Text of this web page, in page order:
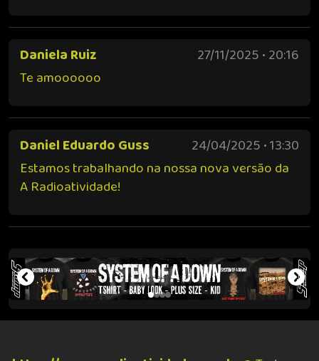
Daniela Ruiz
27/11/2025 • 20:16
Te amoooooo
Daniel Eduardo Guss
24/04/2025 • 13:30
Estamos trabalhando na nossa nova versão da
A Radioatividade!